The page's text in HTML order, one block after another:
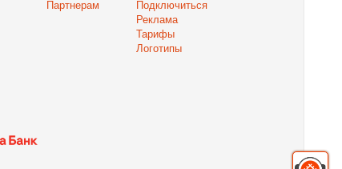
Партнерам
Подключиться
Реклама
Тарифы
Логотипы